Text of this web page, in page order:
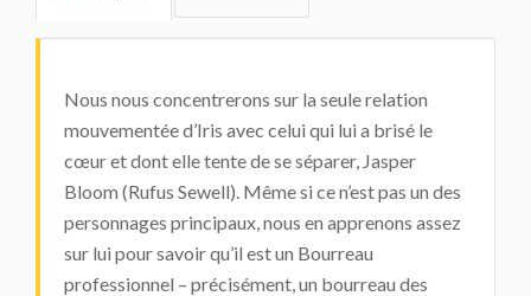
Nous nous concentrerons sur la seule relation
mouvementée d’Iris avec celui qui lui a brisé le
cœur et dont elle tente de se séparer, Jasper
Bloom (Rufus Sewell). Même si ce n’est pas un des
personnages principaux, nous en apprenons assez
sur lui pour savoir qu’il est un Bourreau
professionnel – précisément, un bourreau des